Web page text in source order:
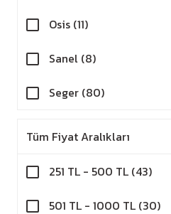
Osis (11)
Sanel (8)
Seger (80)
Tüm Fiyat Aralıkları
251 TL - 500 TL (43)
501 TL - 1000 TL (30)